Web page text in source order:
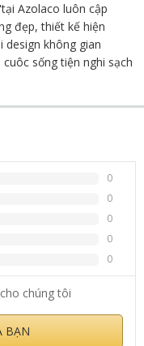
Azolaco luôn cập
đẹp, thiết kế hiện
design không gian
sống tiện nghi sạch
0
0
0
0
0
chúng tôi
BẠN